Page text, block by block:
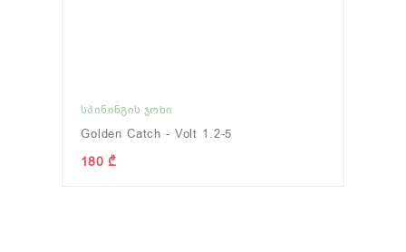
ᲡᲞᲘᲜᲘᲜᲒᲘᲡ ᲯᲝᲮᲘ
Golden Catch - Volt 1.2-5
180 ₾